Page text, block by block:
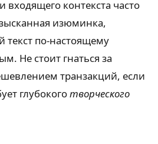
входящего контекста часто
изюминка,
по-настоящему
Не стоит гнаться за
транзакций, если
глубокоготворческого